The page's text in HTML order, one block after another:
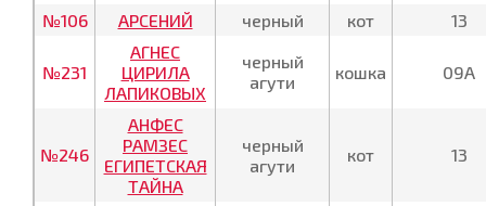
№106 АРСЕНИЙ черный кот 13
№231
АГНЕС
ЦИРИЛА
ЛАПИКОВЫХ
черный
агути
кошка 09А
№246
АНФЕС
РАМЗЕС
ЕГИПЕТСКАЯ
ТАЙНА
черный
агути
кот 13